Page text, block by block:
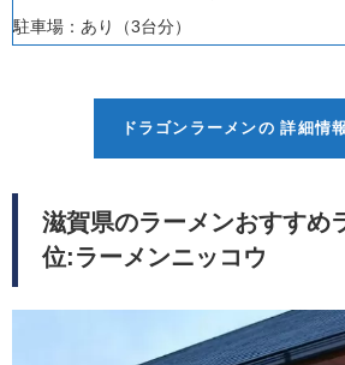
駐車場：あり（3台分）
ドラゴンラーメンの 詳細情
滋賀県のラーメンおすすめ
位:ラーメンニッコウ